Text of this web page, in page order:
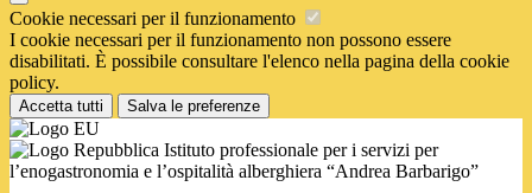
Cookie necessari per il funzionamento
I cookie necessari per il funzionamento non possono essere
disabilitati. È possibile consultare l'elenco nella pagina della cookie
policy.
Accetta tutti Salva le preferenze
Istituto professionale per i servizi per
l’enogastronomia e l’ospitalità alberghiera “Andrea Barbarigo”